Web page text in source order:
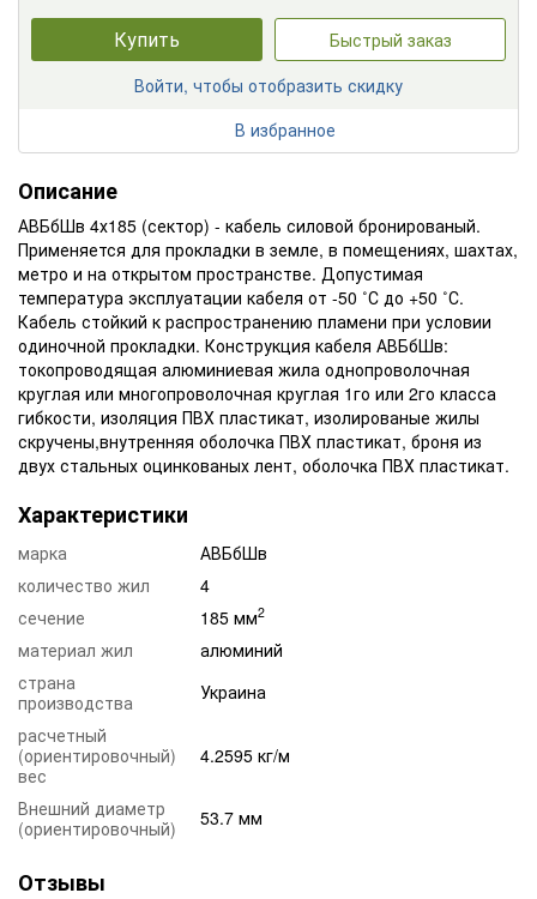
Купить
Быстрый заказ
Войти, чтобы отобразить скидку
В избранное
Описание
АВБбШв 4х185 (сектор) - кабель силовой бронированый.
Применяется для прокладки в земле, в помещениях, шахтах,
метро и на открытом пространстве. Допустимая
температура эксплуатации кабеля от -50 ˚С до +50 ˚С.
Кабель стойкий к распространению пламени при условии
одиночной прокладки. Конструкция кабеля АВБбШв:
токопроводящая алюминиевая жила однопроволочная
круглая или многопроволочная круглая 1го или 2го класса
гибкости, изоляция ПВХ пластикат, изолированые жилы
скручены,внутренняя оболочка ПВХ пластикат, броня из
двух стальных оцинкованых лент, оболочка ПВХ пластикат.
Характеристики
марка
АВБбШв
количество жил
4
сечение
185 мм2
материал жил
алюминий
страна
производства
Украина
расчетный
(ориентировочный)
вес
4.2595 кг/м
Внешний диаметр
(ориентировочный)
53.7 мм
Отзывы